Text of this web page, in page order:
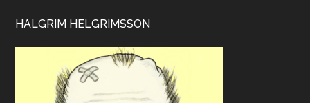
HALGRIM HELGRIMSSON